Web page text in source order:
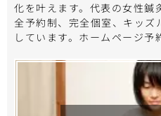
化を叶えます。代表の女性鍼
全予約制、完全個室、キッ
しています。ホームページ予